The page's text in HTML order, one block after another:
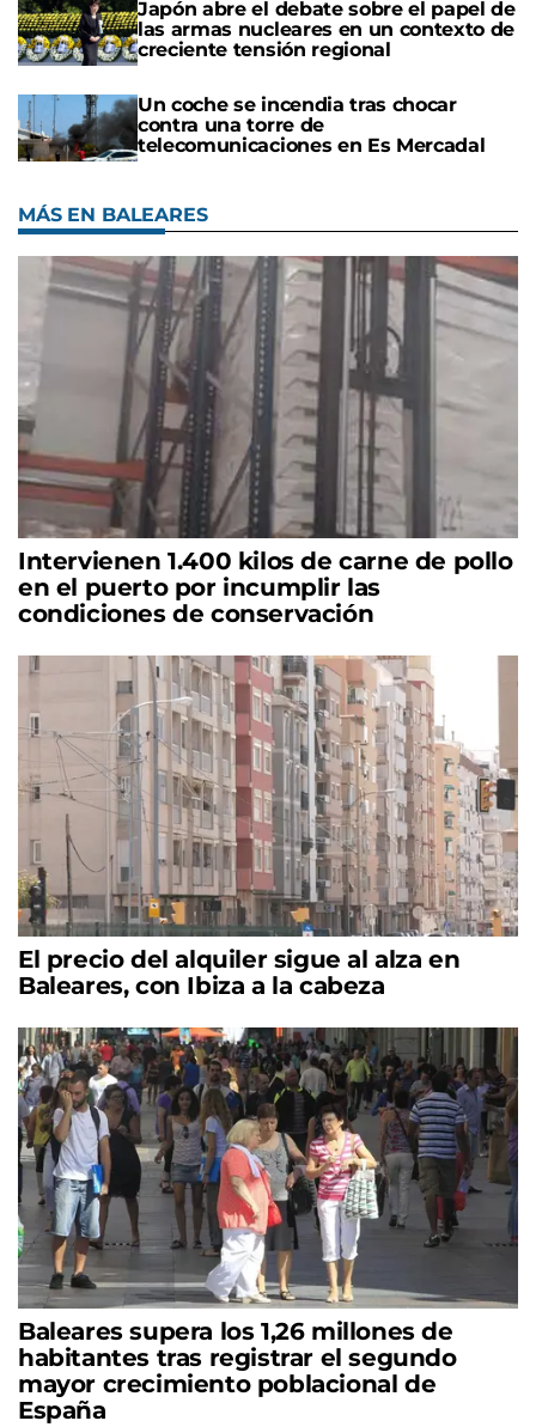
Japón abre el debate sobre el papel de
las armas nucleares en un contexto de
creciente tensión regional
Un coche se incendia tras chocar
contra una torre de
telecomunicaciones en Es Mercadal
MÁS EN BALEARES
Intervienen 1.400 kilos de carne de pollo
en el puerto por incumplir las
condiciones de conservación
El precio del alquiler sigue al alza en
Baleares, con Ibiza a la cabeza
Baleares supera los 1,26 millones de
habitantes tras registrar el segundo
mayor crecimiento poblacional de
España